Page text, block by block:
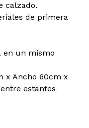
calzado.
de primera
en un mismo
x Ancho 60cm x
estantes